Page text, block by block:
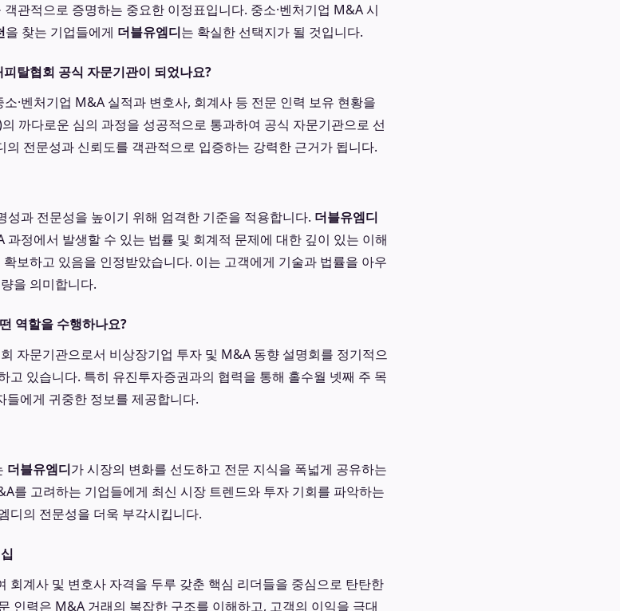
관적으로 증명하는 중요한 이정표입니다. 중소·벤처기업 M&A 시
을 찾는 기업들에게 더블유엠디는 확실한 선택지가 될 것입니다.
탈협회 공식 자문기관이 되었나요?
·벤처기업 M&A 실적과 변호사, 회계사 등 전문 인력 보유 현황을
까다로운 심의 과정을 성공적으로 통과하여 공식 자문기관으로 선
전문성과 신뢰도를 객관적으로 입증하는 강력한 근거가 됩니다.
과 전문성을 높이기 위해 엄격한 기준을 적용합니다. 더블유엠디
정에서 발생할 수 있는 법률 및 회계적 문제에 대한 깊이 있는 이해
보하고 있음을 인정받았습니다. 이는 고객에게 기술과 법률을 아우
을 의미합니다.
역할을 수행하나요?
자문기관으로서 비상장기업 투자 및 M&A 동향 설명회를 정기적으
고 있습니다. 특히 유진투자증권과의 협력을 통해 홀수월 넷째 주 목
에게 귀중한 정보를 제공합니다.
더블유엠디가 시장의 변화를 선도하고 전문 지식을 폭넓게 공유하는
를 고려하는 기업들에게 최신 시장 트렌드와 투자 기회를 파악하는
디의 전문성을 더욱 부각시킵니다.
회계사 및 변호사 자격을 두루 갖춘 핵심 리더들을 중심으로 탄탄한
인력은 M&A 거래의 복잡한 구조를 이해하고, 고객의 이익을 극대